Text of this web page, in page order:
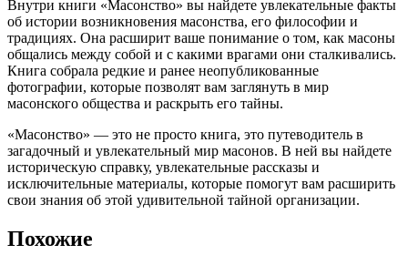
Внутри книги «Масонство» вы найдете увлекательные факты
об истории возникновения масонства, его философии и
традициях. Она расширит ваше понимание о том, как масоны
общались между собой и с какими врагами они сталкивались.
Книга собрала редкие и ранее неопубликованные
фотографии, которые позволят вам заглянуть в мир
масонского общества и раскрыть его тайны.
«Масонство» — это не просто книга, это путеводитель в
загадочный и увлекательный мир масонов. В ней вы найдете
историческую справку, увлекательные рассказы и
исключительные материалы, которые помогут вам расширить
свои знания об этой удивительной тайной организации.
Похожие